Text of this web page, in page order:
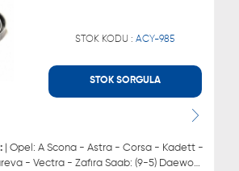
STOK KODU :ACY-985
STOK SORGULA
| Opel: A Scona - Astra - Corsa - Kadett -
- Zafıra Saab: (9-5) Daewoo:
21 55